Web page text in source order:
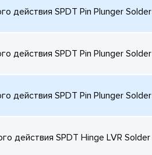
действия SPDT Pin Plunger Solder
действия SPDT Pin Plunger Solder
действия SPDT Pin Plunger Solder
действия SPDT Hinge LVR Solder